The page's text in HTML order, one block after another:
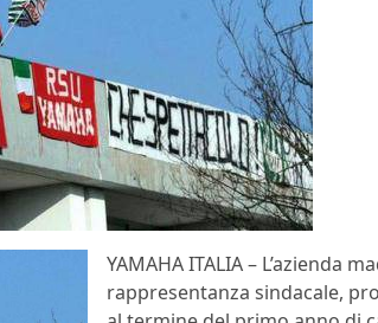
YAMAHA ITALIA – L’azienda
rappresentanza sindacale,